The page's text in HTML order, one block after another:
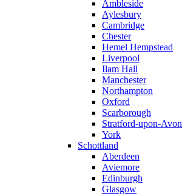
Ambleside
Aylesbury
Cambridge
Chester
Hemel Hempstead
Liverpool
Ilam Hall
Manchester
Northampton
Oxford
Scarborough
Stratford-upon-Avon
York
Schottland
Aberdeen
Aviemore
Edinburgh
Glasgow